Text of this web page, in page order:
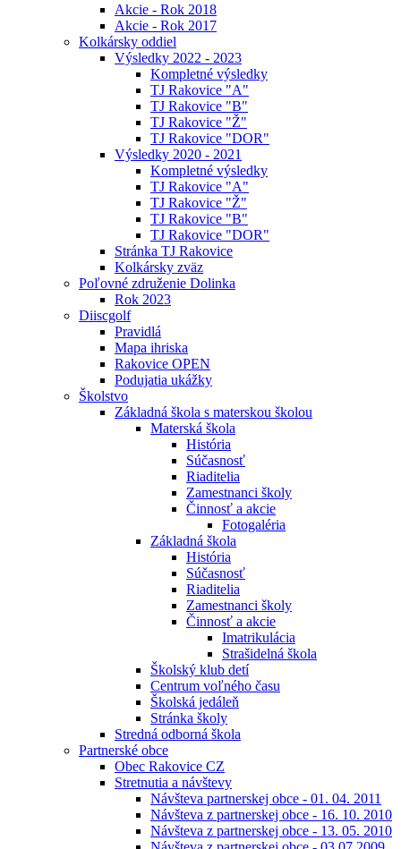
Akcie - Rok 2018
Akcie - Rok 2017
Kolkársky oddiel
Výsledky 2022 - 2023
Kompletné výsledky
TJ Rakovice "A"
TJ Rakovice "B"
TJ Rakovice "Ž"
TJ Rakovice "DOR"
Výsledky 2020 - 2021
Kompletné výsledky
TJ Rakovice "A"
TJ Rakovice "Ž"
TJ Rakovice "B"
TJ Rakovice "DOR"
Stránka TJ Rakovice
Kolkársky zväz
Poľovné združenie Dolinka
Rok 2023
Diiscgolf
Pravidlá
Mapa ihriska
Rakovice OPEN
Podujatia ukážky
Školstvo
Základná škola s materskou školou
Materská škola
História
Súčasnosť
Riaditelia
Zamestnanci školy
Činnosť a akcie
Fotogaléria
Základná škola
História
Súčasnosť
Riaditelia
Zamestnanci školy
Činnosť a akcie
Imatrikulácia
Strašidelná škola
Školský klub detí
Centrum voľného času
Školská jedáleň
Stránka školy
Stredná odborná škola
Partnerské obce
Obec Rakovice CZ
Stretnutia a návštevy
Návšteva partnerskej obce - 01. 04. 2011
Návšteva z partnerskej obce - 16. 10. 2010
Návšteva z partnerskej obce - 13. 05. 2010